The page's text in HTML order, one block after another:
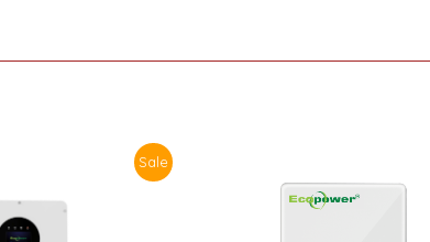
Sale